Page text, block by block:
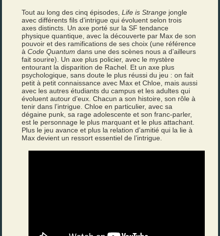
Tout au long des cinq épisodes,Life is Strange jongle
avec différents fils d’intrigue qui évoluent selon trois
axes distincts. Un axe porté sur la SF tendance
physique quantique, avec la découverte par Max de son
pouvoir et des ramifications de ses choix (une référence
àCode Quantum dans une des scènes nous a d’ailleurs
fait sourire). Un axe plus policier, avec le mystère
entourant la disparition de Rachel. Et un axe plus
psychologique, sans doute le plus réussi du jeu : on fait
petit à petit connaissance avec Max et Chloe, mais aussi
avec les autres étudiants du campus et les adultes qui
évoluent autour d’eux. Chacun a son histoire, son rôle à
tenir dans l’intrigue. Chloe en particulier, avec sa
dégaine punk, sa rage adolescente et son franc-parler,
est le personnage le plus marquant et le plus attachant.
Plus le jeu avance et plus la relation d’amitié qui la lie à
Max devient un ressort essentiel de l’intrigue.